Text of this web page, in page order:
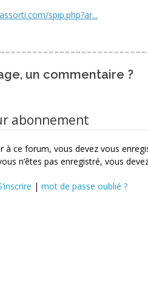
spip.php?ar...
un commentaire ?
abonnement
à ce forum, vous devez vous
n’êtes pas enregistré, vous
| mot de passe oublié ?